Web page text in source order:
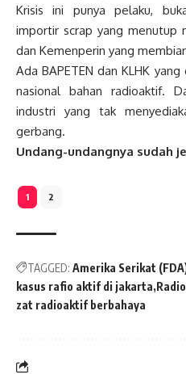
Krisis ini punya pelaku,
importir scrap yang menutup
dan Kemenperin yang
Ada BAPETEN dan KLHK
nasional bahan radioaktif.
industri yang tak
gerbang.
Undang-undangnya sudah
1 2
TAGGED: Amerika Serikat
kasus rafio aktif di jakarta
zat radioaktif berbahaya